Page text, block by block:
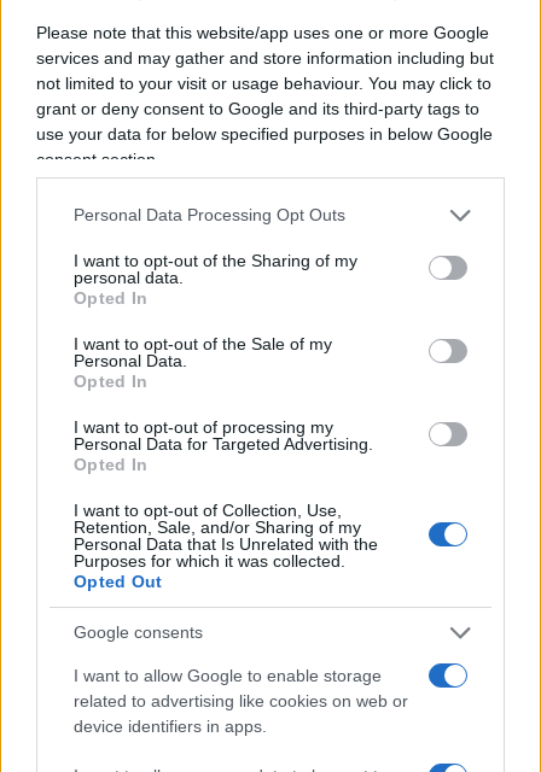
Please note that this website/app uses one or more Google
services and may gather and store information including but
not limited to your visit or usage behaviour. You may click to
grant or deny consent to Google and its third-party tags to
use your data for below specified purposes in below Google
consent section.
Personal Data Processing Opt Outs
I want to opt-out of the Sharing of my
personal data.
Opted In
I want to opt-out of the Sale of my
Personal Data.
Opted In
I want to opt-out of processing my
Personal Data for Targeted Advertising.
Opted In
I want to opt-out of Collection, Use,
Retention, Sale, and/or Sharing of my
Personal Data that Is Unrelated with the
Purposes for which it was collected.
Opted Out
Google consents
I want to allow Google to enable storage
related to advertising like cookies on web or
device identifiers in apps.
La Francia protegge i suoi
poliziotti, l’Italia li processa
di
12 Luglio 2026, 18:00